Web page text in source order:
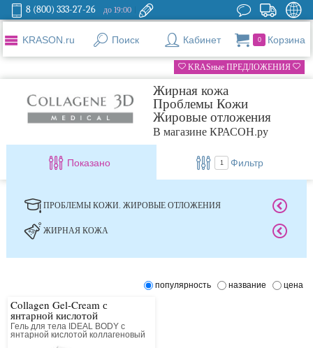
8 (800) 333-27-26 до 19:00
KRASON.ru Поиск Кабинет 0 Корзина
KRASные ПРЕДЛОЖЕНИЯ
Жирная кожа
Проблемы Кожи
Жировые отложения
В магазине КРАСОН.ру
Показано 1 Фильтр
ПРОБЛЕМЫ КОЖИ. ЖИРОВЫЕ ОТЛОЖЕНИЯ
ЖИРНАЯ КОЖА
популярность название цена
Collagen Gel-Cream с
янтарной кислотой
Гель для тела IDEAL BODY с
янтарной кислотой коллагеновый